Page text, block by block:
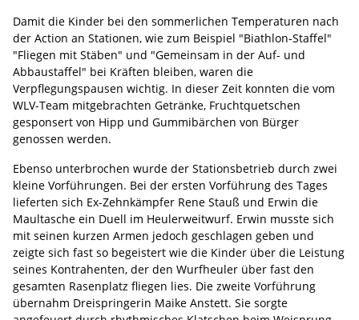
Damit die Kinder bei den sommerlichen Temperaturen nach
der Action an Stationen, wie zum Beispiel "Biathlon-Staffel"
"Fliegen mit Stäben" und "Gemeinsam in der Auf- und
Abbaustaffel" bei Kräften bleiben, waren die
Verpflegungspausen wichtig. In dieser Zeit konnten die vom
WLV-Team mitgebrachten Getränke, Fruchtquetschen
gesponsert von Hipp und Gummibärchen von Bürger
genossen werden.
Ebenso unterbrochen wurde der Stationsbetrieb durch zwei
kleine Vorführungen. Bei der ersten Vorführung des Tages
lieferten sich Ex-Zehnkämpfer Rene Stauß und Erwin die
Maultasche ein Duell im Heulerweitwurf. Erwin musste sich
mit seinen kurzen Armen jedoch geschlagen geben und
zeigte sich fast so begeistert wie die Kinder über die Leistung
seines Kontrahenten, der den Wurfheuler über fast den
gesamten Rasenplatz fliegen lies. Die zweite Vorführung
übernahm Dreispringerin Maike Anstett. Sie sorgte